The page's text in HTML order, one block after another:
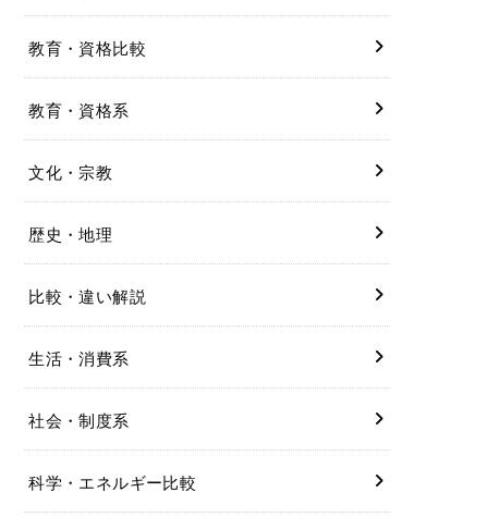
教育・資格比較
教育・資格系
文化・宗教
歴史・地理
比較・違い解説
生活・消費系
社会・制度系
科学・エネルギー比較